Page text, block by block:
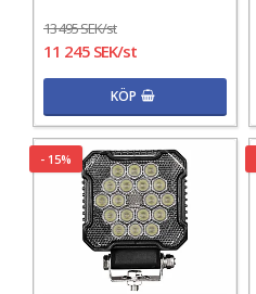
13 495 SEK/st
11 245 SEK/st
KÖP
- 15%